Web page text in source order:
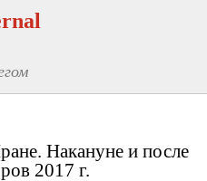
Накануне и после
2017 г.